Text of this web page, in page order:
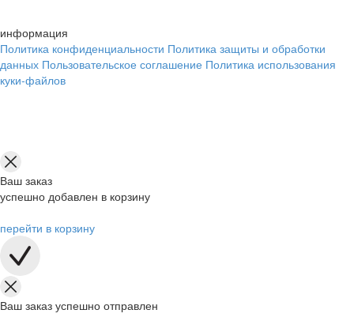
информация
Политика конфиденциальности Политика защиты и обработки
данных Пользовательское соглашение Политика использования
куки-файлов
Ваш заказ
успешно добавлен в корзину
перейти в корзину
Ваш заказ успешно отправлен